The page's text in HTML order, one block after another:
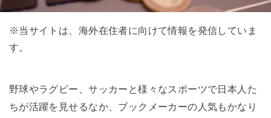
※当サイトは、海外在住者に向けて情報を発信していま
す。
野球やラグビー、サッカーと様々なスポーツで日本人た
ちが活躍を見せるなか、ブックメーカーの人気もかなり